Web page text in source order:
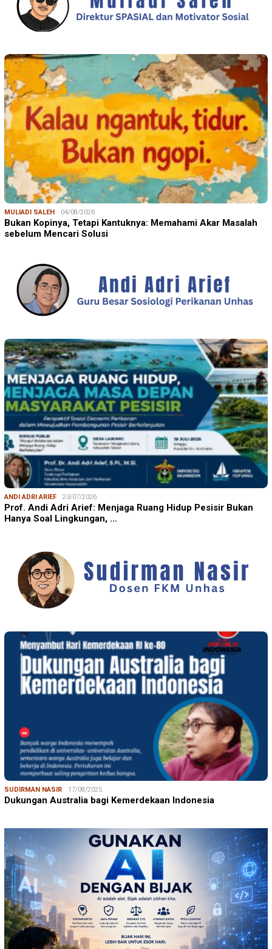
MULIADI SALEH 04/08/2026
Bukan Kopinya, Tetapi Kantuknya: Memahami Akar Masalah
sebelum Mencari Solusi
ANDI ADRI ARIEF 23/07/2026
Prof. Andi Adri Arief: Menjaga Ruang Hidup Pesisir Bukan
Hanya Soal Lingkungan, …
SUDIRMAN NASIR 17/08/2025
Dukungan Australia bagi Kemerdekaan Indonesia